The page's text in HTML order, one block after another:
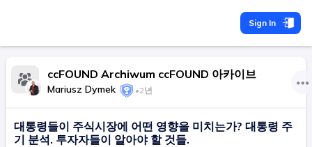
Sign In
ccFOUND Archiwum ccFOUND 아카이브
Mariusz Dymek •2년
대통령들이 주식시장에 어떤 영향을 미치는가? 대통령 주
기 분석. 투자자들이 알아야 할 것들.